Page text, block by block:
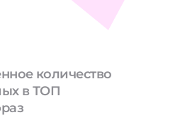
количество
в ТОП